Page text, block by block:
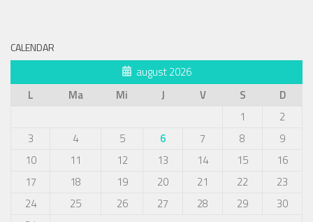
CALENDAR
august 2026
L
Ma Mi J V S
D
1
2
3
4 5 6 7 8
9
10
11 12 13 14 15
16
17
18 19 20 21 22
23
24
25 26 27 28 29
30